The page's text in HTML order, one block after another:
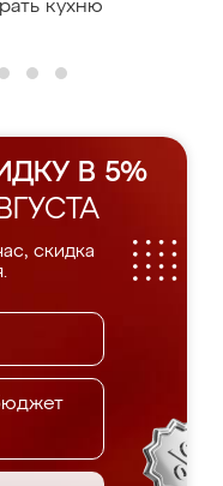
кухню
В 5%
скидка